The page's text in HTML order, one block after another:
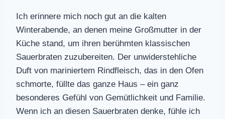
Ich erinnere mich noch gut an die kalten
Winterabende, an denen meine Großmutter in der
Küche stand, um ihren berühmten klassischen
Sauerbraten zuzubereiten. Der unwiderstehliche
Duft von mariniertem Rindfleisch, das in den Ofen
schmorte, füllte das ganze Haus – ein ganz
besonderes Gefühl von Gemütlichkeit und Familie.
Wenn ich an diesen Sauerbraten denke, fühle ich